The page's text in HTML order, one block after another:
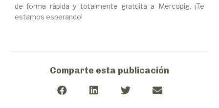
de forma rápida y totalmente gratuita a Mercopig. ¡Te
estamos esperando!
Comparte esta publicación